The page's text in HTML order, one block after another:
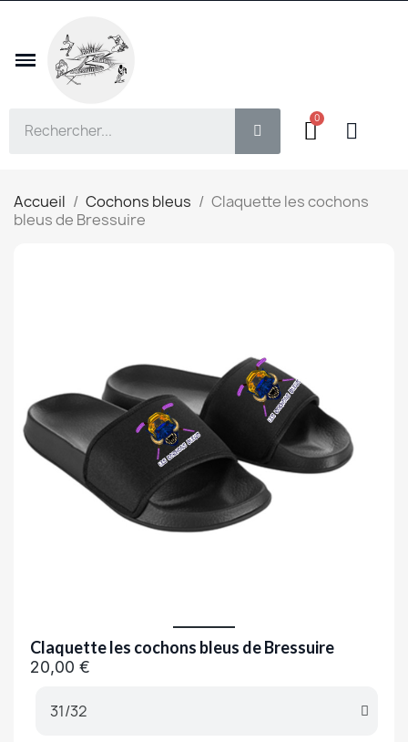
Accueil Cochons bleus
Claquette les cochons
bleus de Bressuire
Claquette les cochons bleus de Bressuire
20,00 €